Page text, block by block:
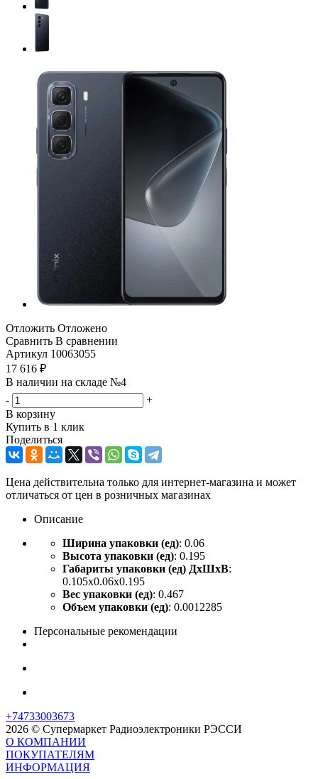
Отложить Отложено
Сравнить В сравнении
Артикул 10063055
17 616 ₽
В наличии на складе №4
-
+
В корзину
Купить в 1 клик
Поделиться
Цена действительна только для интернет-магазина и может
отличаться от цен в розничных магазинах
Описание
Ширина упаковки (ед): 0.06
Высота упаковки (ед): 0.195
Габариты упаковки (ед) ДхШхВ:
0.105x0.06x0.195
Вес упаковки (ед): 0.467
Объем упаковки (ед): 0.0012285
Персональные рекомендации
+74733003673
2026 © Супермаркет Радиоэлектроники РЭССИ
О КОМПАНИИ
ПОКУПАТЕЛЯМ
ИНФОРМАЦИЯ